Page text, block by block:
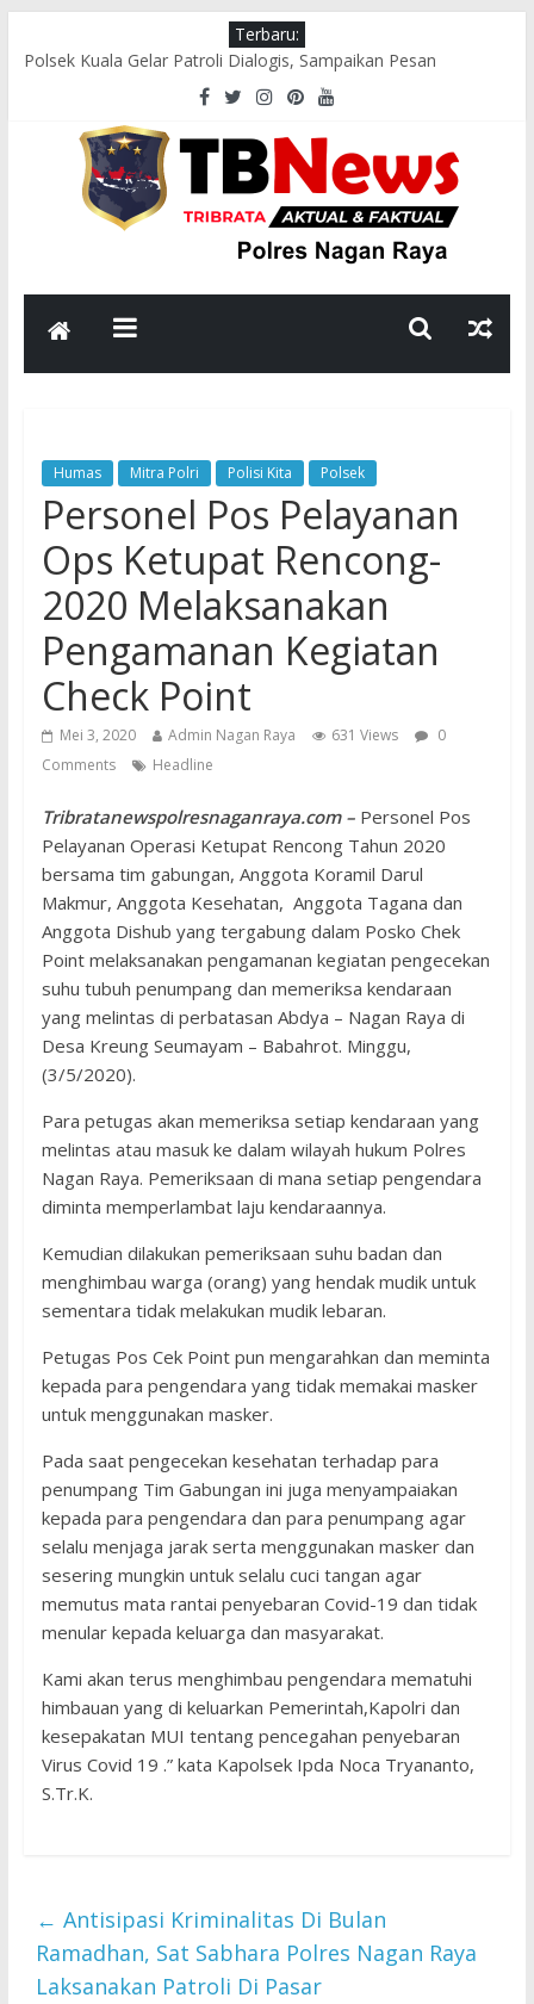
Terbaru:
Polsek Kuala Gelar Patroli Dialogis, Sampaikan Pesan
Kamtibmas kepada Masyarakat
Polres Nagan Raya Gelar Olahraga Bersama dan Beladiri Polri
untuk Tingkatkan Kebugaran Personel
Wakapolres Nagan Raya Himbau Seluruh Personel Tingkatkan
Disiplin dan Profesionalisme
Polsek Seunagan Timur Polres Nagan Raya Gelar Patroli
Dialogis, Perkuat Sinergi dengan Masyarakat Jaga Kamtibmas
Satlantas Polres Nagan Raya Gelar Perkara Kecelakaan Lalu
Lintas, Pastikan Penanganan Sesuai Prosedur Hukum
Humas Mitra Polri Polisi Kita Polsek
Personel Pos Pelayanan
Ops Ketupat Rencong-
2020 Melaksanakan
Pengamanan Kegiatan
Check Point
Mei 3, 2020 Admin Nagan Raya 631 Views
0
Comments
Headline
Tribratanewspolresnaganraya.com –Personel Pos
Pelayanan Operasi Ketupat Rencong Tahun 2020
bersama tim gabungan, Anggota Koramil Darul
Makmur, Anggota Kesehatan, Anggota Tagana dan
Anggota Dishub yang tergabung dalam Posko Chek
Point melaksanakan pengamanan kegiatan pengecekan
suhu tubuh penumpang dan memeriksa kendaraan
yang melintas di perbatasan Abdya – Nagan Raya di
Desa Kreung Seumayam – Babahrot. Minggu,
(3/5/2020).
Para petugas akan memeriksa setiap kendaraan yang
melintas atau masuk ke dalam wilayah hukum Polres
Nagan Raya. Pemeriksaan di mana setiap pengendara
diminta memperlambat laju kendaraannya.
Kemudian dilakukan pemeriksaan suhu badan dan
menghimbau warga (orang) yang hendak mudik untuk
sementara tidak melakukan mudik lebaran.
Petugas Pos Cek Point pun mengarahkan dan meminta
kepada para pengendara yang tidak memakai masker
untuk menggunakan masker.
Pada saat pengecekan kesehatan terhadap para
penumpang Tim Gabungan ini juga menyampaiakan
kepada para pengendara dan para penumpang agar
selalu menjaga jarak serta menggunakan masker dan
sesering mungkin untuk selalu cuci tangan agar
memutus mata rantai penyebaran Covid-19 dan tidak
menular kepada keluarga dan masyarakat.
Kami akan terus menghimbau pengendara mematuhi
himbauan yang di keluarkan Pemerintah,Kapolri dan
kesepakatan MUI tentang pencegahan penyebaran
Virus Covid 19 .” kata Kapolsek Ipda Noca Tryananto,
S.Tr.K.
← Antisipasi Kriminalitas Di Bulan
Ramadhan, Sat Sabhara Polres Nagan Raya
Laksanakan Patroli Di Pasar